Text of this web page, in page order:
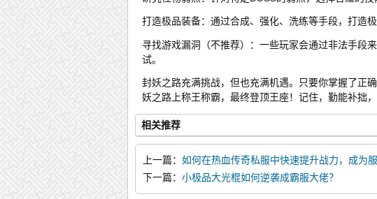
打造极品装备：通过合成、强化、洗练等手段，打造
寻找游戏漏洞（不推荐）：一些玩家会通过非法手段
试。
封妖之路充满挑战，但也充满机遇。只要你掌握了正
妖之路上称王称霸，最终登顶王座！记住，勤能补拙，
相关推荐
上一篇： 如何在热血传奇私服中快速提升战力，成为
霸主？
下一篇： 小极品大光棍如何逆袭成霸服大佬？